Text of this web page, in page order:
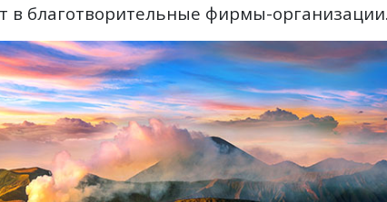
в благотворительные фирмы-организации.